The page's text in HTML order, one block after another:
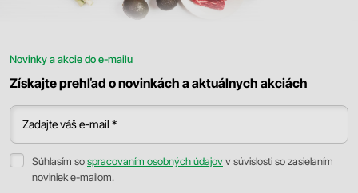
Novinky a akcie do e-mailu
Získajte prehľad o novinkách a aktuálnych akciách
Zadajte váš e-mail *
Súhlasím sospracovaním osobných údajovv súvislosti so zasielaním
noviniek e-mailom.